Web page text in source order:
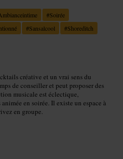
#Soirée
#Sansalcool #Shoreditch
créative et un vrai sens du
de conseiller et peut proposer des
musicale est éclectique,
en soirée. Il existe un espace à
en groupe.